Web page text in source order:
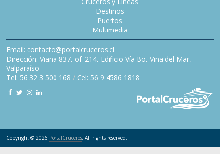
Destinos
Puertos
Multimedia
Email: contacto@portalcruceros.cl
Dirección: Viana 837, of. 214, Edificio Vía Bo, Viña del Mar,
Valparaíso
Tel: 56 32 3 500 168 / Cel: 56 9 4586 1818
Copyright © 2026 PortalCruceros. All rights reserved.